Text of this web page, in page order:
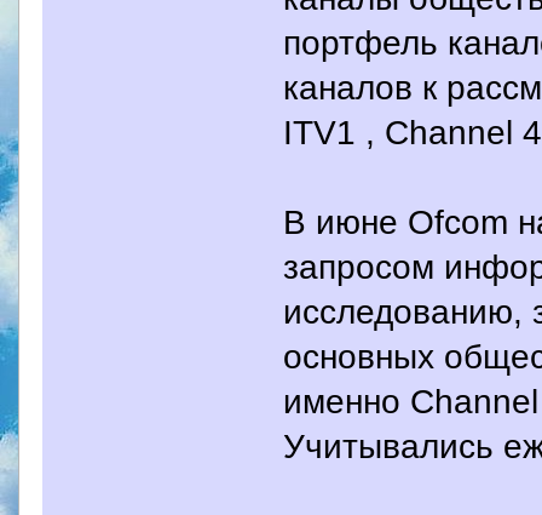
портфель
каналов к
ITV1 , Channel
В июне Ofcom
запросом
исследованию,
основных
именно
Учитывались